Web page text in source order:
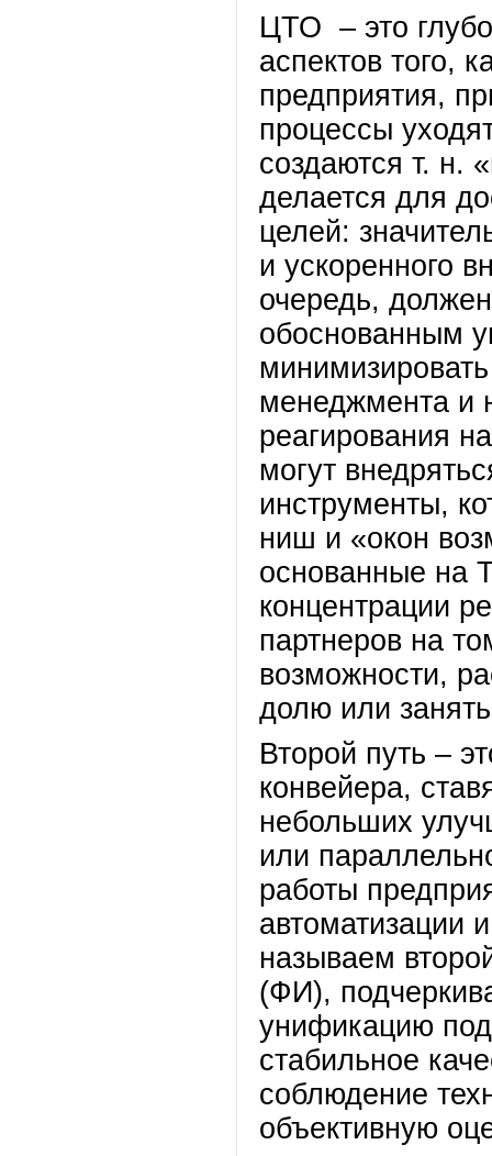
ЦТО – это
аспектов того,
предприятия,
процессы
создаются т. н.
делается для
целей:
и ускоренного
очередь,
обоснованным
менеджмента и
реагирования
могут
инструменты,
ниш и «окон
основанные на
концентрации
партнеров на
возможности,
долю или
Второй путь –
конвейера,
небольших
или
работы
автоматизации
называем
(ФИ),
унификацию
стабильное
соблюдение
объективную